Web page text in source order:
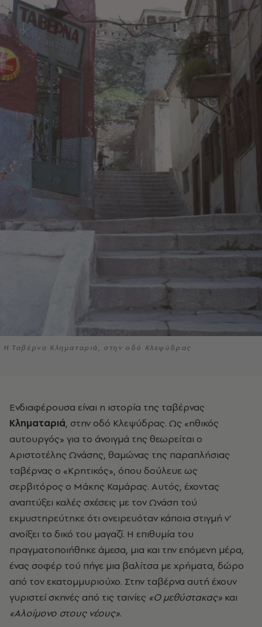
Η Ταβέρνα Κληματαριά, στην οδό Κλεψύδρας
Ενδιαφέρουσα είναι η ιστορία της ταβέρνας
Κληματαριά, στην οδό Κλεψύδρας. Ως «ηθικός
αυτουργός» για το άνοιγμά της θεωρείται ο
Αριστοτέλης Ωνάσης, θαμώνας της παραπλήσιας
ταβέρνας ο «Κρητικός», όπου δούλευε ως
σερβιτόρος ο Μάκης Καμάρας. Αυτός, έχοντας
αναπτύξει καλές σχέσεις με τον Ωνάση τού
εκμυστηρεύτηκε ότι ονειρευόταν κάποια στιγμή ν’
ανοίξει το δικό του μαγαζί. Η επιθυμία του
πραγματοποιήθηκε άμεσα, μια και την επόμενη μέρα,
ένας σοφέρ τού πήγε μια βαλίτσα με χρήματα, δώρο
από τον εκατομμυριούχο. Στην ταβέρνα αυτή έχουν
γυριστεί σκηνές από τις ταινίες «Ο μεθύστακας» και
«Αλοίμονο στους νέους».